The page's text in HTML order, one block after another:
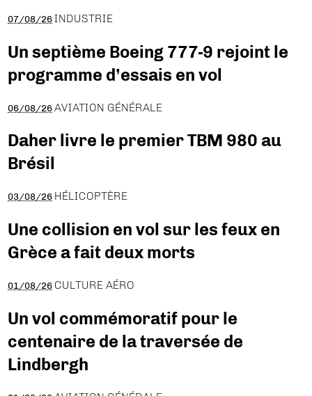
07/08/26 INDUSTRIE
Un septième Boeing 777-9 rejoint le
programme d’essais en vol
06/08/26 AVIATION GÉNÉRALE
Daher livre le premier TBM 980 au
Brésil
03/08/26 HÉLICOPTÈRE
Une collision en vol sur les feux en
Grèce a fait deux morts
01/08/26 CULTURE AÉRO
Un vol commémoratif pour le
centenaire de la traversée de
Lindbergh